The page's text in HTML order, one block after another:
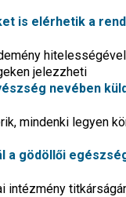
is elérhetik a
jelezzheti
nevében
mindenki legyen
a gödöllői
intézmény